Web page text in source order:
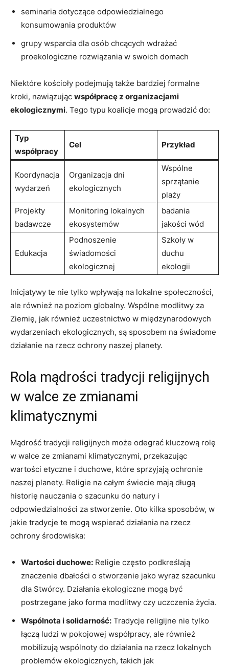
seminaria dotyczące odpowiedzialnego
konsumowania produktów
grupy wsparcia dla osób chcących wdrażać
proekologiczne rozwiązania w swoich domach
Niektóre‍ kościoły ⁤podejmują także bardziej ‍formalne⁤
kroki, nawiązując współpracę‍ z organizacjami
‌ekologicznymi. Tego typu​ koalicje⁢ mogą ⁤prowadzić do:
Typ
współpracy
Cel Przykład
Koordynacja
wydarzeń
Organizacja dni
⁤ekologicznych
Wspólne
sprzątanie ​
plaży
Projekty
⁣badawcze
Monitoring ‌lokalnych ​
ekosystemów
badania⁣
jakości wód
Edukacja
Podnoszenie
świadomości
ekologicznej
Szkoły w
duchu
ekologii
Inicjatywy te nie tylko wpływają na‍ lokalne ​społeczności,
ale również⁣ na poziom globalny. ⁢Wspólne​ modlitwy za
Ziemię, jak również uczestnictwo w międzynarodowych
wydarzeniach ekologicznych, ​są sposobem na‍ świadome
działanie na rzecz ochrony naszej⁢ planety.
Rola mądrości tradycji religijnych
w walce‌ ze zmianami‍
klimatycznymi
Mądrość tradycji religijnych może⁤ odegrać kluczową rolę‍
w ‌walce ze ⁣zmianami klimatycznymi, przekazując
wartości etyczne i duchowe, które sprzyjają⁤ ochronie
naszej planety. Religie na całym ‌świecie mają długą
historię nauczania​ o ‍szacunku do natury i
odpowiedzialności ‍za stworzenie. Oto kilka sposobów, w‌
jakie tradycje te mogą wspierać działania ⁢na⁣ rzecz
ochrony środowiska:
Wartości ​duchowe: Religie często podkreślają
znaczenie dbałości o stworzenie jako⁣ wyraz szacunku
‍dla Stwórcy. Działania ekologiczne​ mogą być
⁤postrzegane jako‍ forma modlitwy czy uczczenia życia.
Wspólnota i solidarność: Tradycje religijne nie tylko
łączą ludzi w ⁤pokojowej⁤ współpracy,⁢ ale również
mobilizują ‌wspólnoty do⁢ działania ‍na rzecz lokalnych
problemów ekologicznych, takich ‌jak⁢